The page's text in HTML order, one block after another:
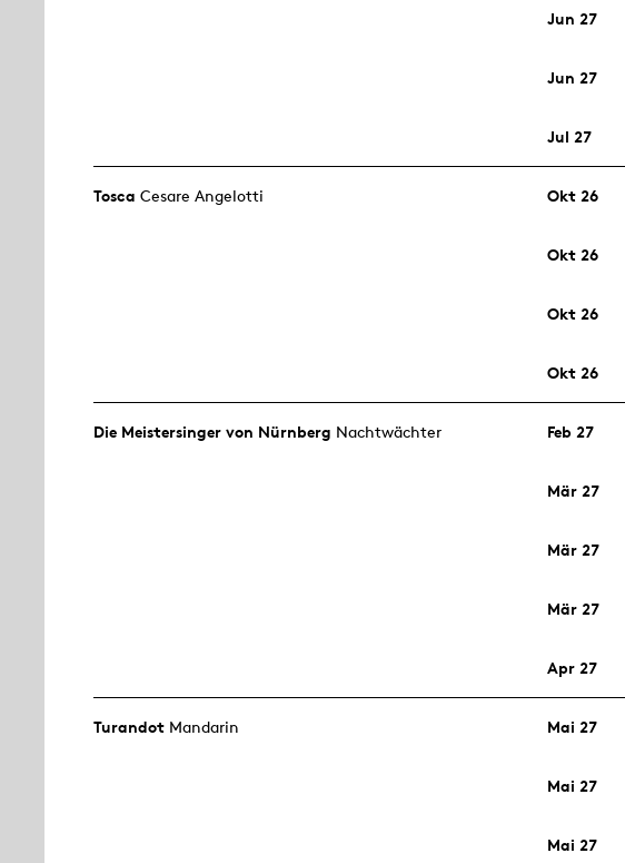
Jun 27
Jun 27
Jul 27
Tosca Cesare Angelotti Okt 26
Okt 26
Okt 26
Okt 26
Die Meistersinger von Nürnberg Nachtwächter Feb 27
Mär 27
Mär 27
Mär 27
Apr 27
Turandot Mandarin Mai 27
Mai 27
Mai 27